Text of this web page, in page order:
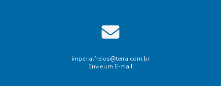
imperialfreios@terra.com.br
Envie um E-mail